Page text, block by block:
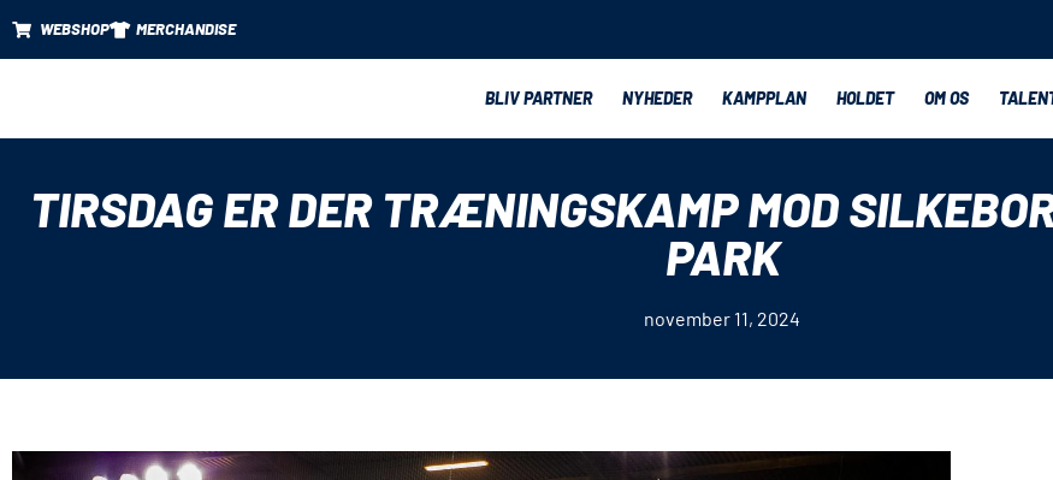
WEBSHOP MERCHANDISE
BLIV PARTNER NYHEDER KAMPPLAN HOLDET OM OS
TIRSDAG ER DER TRÆNINGSKAMP MOD
PARK
november 11, 2024